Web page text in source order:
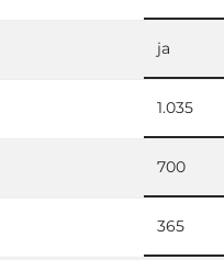
ja
1.035
700
365